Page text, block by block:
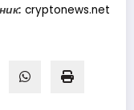
cryptonews.net